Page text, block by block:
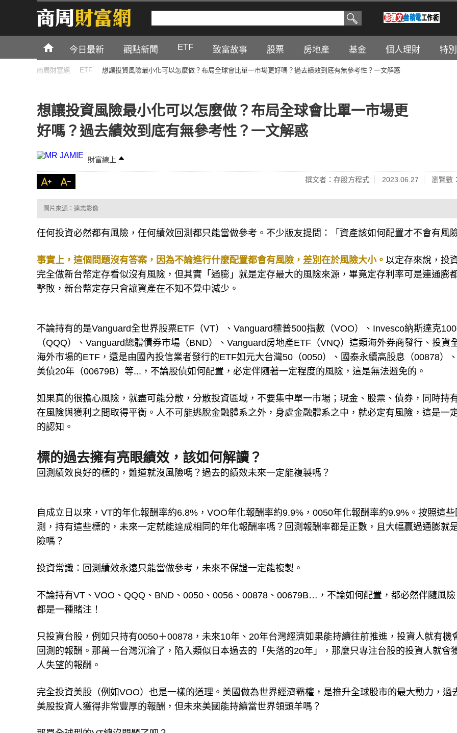
今日最新 觀點新聞 ETF 致富故事 股票 房地產 基金 個人理財 特
商周財富網 ETF 想讓投資風險最小化可以怎麼做？布局全球會比單一市場更好嗎？過去績效到底有無參考性？一文解惑
想讓投資風險最小化可以怎麼做？布局全球會比單一市場更
好嗎？過去績效到底有無參考性？一文解惑
財富線上
撰文者：存股方程式 2023.06.27 瀏覽數
圖片來源：達志影像
任何投資必然都有風險，任何績效回測都只能當做參考。不少版友提問：「資產該如何配置才不會有風
事實上，這個問題沒有答案，因為不論進行什麼配置都會有風險，差別在於風險大小。 以定存來說，投
完全做新台幣定存看似沒有風險，但其實「通膨」就是定存最大的風險來源，畢竟定存利率可是連通膨
擊敗，新台幣定存只會讓資產在不知不覺中減少。
不論持有的是Vanguard全世界股票ETF（VT）、Vanguard標普500指數（VOO）、Invesco納斯達克
（QQQ）、Vanguard總體債券市場（BND）、Vanguard房地產ETF（VNQ）這類海外券商發行、投資
海外市場的ETF，還是由國內投信業者發行的ETF如元大台灣50（0050）、國泰永續高股息（00878）
美債20年（00679B）等...，不論股債如何配置，必定伴隨著一定程度的風險，這是無法避免的。
如果真的很擔心風險，就盡可能分散，分散投資區域，不要集中單一市場；現金、股票、債券，同時持
在風險與獲利之間取得平衡。人不可能逃脫金融體系之外，身處金融體系之中，就必定有風險，這是一
的認知。
標的過去擁有亮眼績效，該如何解讀？
回測績效良好的標的，難道就沒風險嗎？過去的績效未來一定能複製嗎？
自成立日以來，VT的年化報酬率約6.8%，VOO年化報酬率約9.9%，0050年化報酬率約9.9%。按照這些
測，持有這些標的，未來一定就能達成相同的年化報酬率嗎？回測報酬率都是正數，且大幅贏過通膨就
險嗎？
投資常識：回測績效永遠只能當做參考，未來不保證一定能複製。
不論持有VT、VOO、QQQ、BND、0050、0056、00878、00679B…，不論如何配置，都必然伴隨風
都是一種賭注！
只投資台股，例如只持有0050＋00878，未來10年、20年台灣經濟如果能持續往前推進，投資人就有機
回測的報酬。那萬一台灣沉淪了，陷入類似日本過去的「失落的20年」，那麼只專注台股的投資人就會
人失望的報酬。
完全投資美股（例如VOO）也是一樣的道理。美國做為世界經濟霸權，是推升全球股市的最大動力，過
美股投資人獲得非常豐厚的報酬，但未來美國能持續當世界領頭羊嗎？